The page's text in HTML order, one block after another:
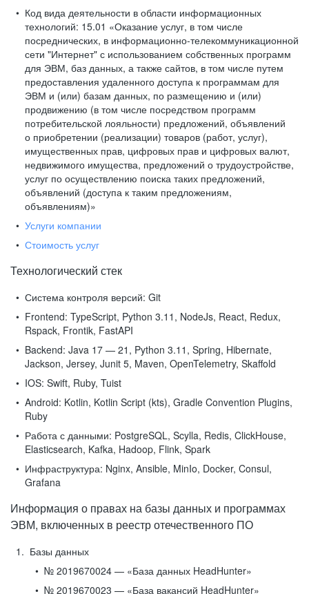
Код вида деятельности в области информационных
технологий: 15.01 «Оказание услуг, в том числе
посреднических, в информационно-телекоммуникационной
сети "Интернет" с использованием собственных программ
для ЭВМ, баз данных, а также сайтов, в том числе путем
предоставления удаленного доступа к программам для
ЭВМ и (или) базам данных, по размещению и (или)
продвижению (в том числе посредством программ
потребительской лояльности) предложений, объявлений
о приобретении (реализации) товаров (работ, услуг),
имущественных прав, цифровых прав и цифровых валют,
недвижимого имущества, предложений о трудоустройстве,
услуг по осуществлению поиска таких предложений,
объявлений (доступа к таким предложениям,
объявлениям)»
Услуги компании
Стоимость услуг
Технологический стек
Система контроля версий: Git
Frontend: TypeScript, Python 3.11, NodeJs, React, Redux,
Rspack, Frontik, FastAPI
Backend: Java 17 — 21, Python 3.11, Spring, Hibernate,
Jackson, Jersey, Junit 5, Maven, OpenTelemetry, Skaffold
IOS: Swift, Ruby, Tuist
Android: Kotlin, Kotlin Script (kts), Gradle Convention Plugins,
Ruby
Работа с данными: PostgreSQL, Scylla, Redis, ClickHouse,
Elasticsearch, Kafka, Hadoop, Flink, Spark
Инфраструктура: Nginx, Ansible, MinIo, Docker, Consul,
Grafana
Информация о правах на базы данных и программах
ЭВМ, включенных в реестр отечественного ПО
Базы данных
№ 2019670024 — «База данных HeadHunter»
№ 2019670023 — «База вакансий HeadHunter»